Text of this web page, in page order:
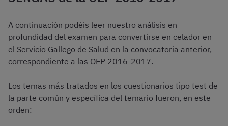
A continuación podéis leer nuestro análisis en
profundidad del examen para convertirse en celador en
el Servicio Gallego de Salud en la convocatoria anterior,
correspondiente a las OEP 2016-2017.
Los temas más tratados en los cuestionarios tipo test de
la parte común y específica del temario fueron, en este
orden: